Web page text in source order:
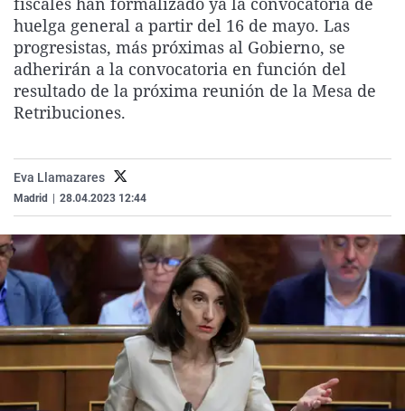
La rosa de los vientos
Gente viajera
Como el perro y el
Caso
Retornados
Equipo de
Extremadura
Galicia
La Rioja
Virales
Televisión
Elecciones
huelga general a partir del 16 de mayo. Las
progresistas, más próximas al Gobierno, se
adherirán a la convocatoria en función del
resultado de la próxima reunión de la Mesa de
Retribuciones.
Eva Llamazares
Madrid 28.04.2023 12:44